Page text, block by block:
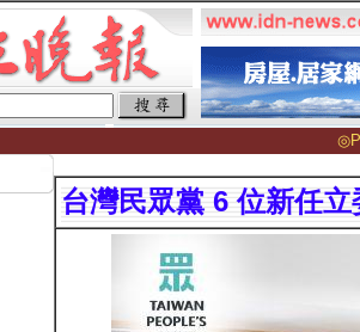
台灣民眾黨 6 位新任